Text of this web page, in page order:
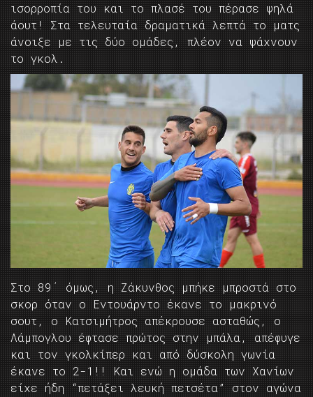
ισορροπία του και το πλασέ του πέρασε ψηλά
άουτ! Στα τελευταία δραματικά λεπτά το ματς
άνοιξε με τις δύο ομάδες, πλέον να ψάχνουν
το γκολ.
Στο 89΄ όμως, η Ζάκυνθος μπήκε μπροστά στο
σκορ όταν ο Εντουάρντο έκανε το μακρινό
σουτ, ο Κατσιμήτρος απέκρουσε ασταθώς, ο
Λάμπογλου έφτασε πρώτος στην μπάλα, απέφυγε
και τον γκολκίπερ και από δύσκολη γωνία
έκανε το 2-1!! Και ενώ η ομάδα των Χανίων
είχε ήδη “πετάξει λευκή πετσέτα” στον αγώνα